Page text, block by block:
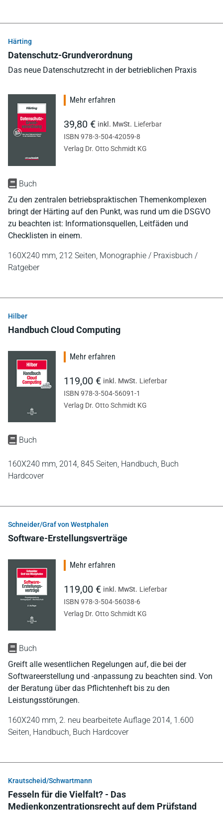
Härting
Datenschutz-Grundverordnung
Das neue Datenschutzrecht in der betrieblichen Praxis
Buch
Zu den zentralen betriebspraktischen Themenkomplexen
bringt der Härting auf den Punkt, was rund um die DSGVO
zu beachten ist: Informationsquellen, Leitfäden und
Checklisten in einem.
160X240 mm, 212 Seiten, Monographie / Praxisbuch /
Ratgeber
Mehr erfahren
39,80 € inkl. MwSt. Lieferbar
ISBN 978-3-504-42059-8
Verlag Dr. Otto Schmidt KG
Hilber
Handbuch Cloud Computing
Buch
160X240 mm, 2014, 845 Seiten, Handbuch, Buch
Hardcover
Mehr erfahren
119,00 € inkl. MwSt. Lieferbar
ISBN 978-3-504-56091-1
Verlag Dr. Otto Schmidt KG
Schneider/Graf von Westphalen
Software-Erstellungsverträge
Buch
Greift alle wesentlichen Regelungen auf, die bei der
Softwareerstellung und -anpassung zu beachten sind. Von
der Beratung über das Pflichtenheft bis zu den
Leistungsstörungen.
160X240 mm, 2. neu bearbeitete Auflage 2014, 1.600
Seiten, Handbuch, Buch Hardcover
Mehr erfahren
119,00 € inkl. MwSt. Lieferbar
ISBN 978-3-504-56038-6
Verlag Dr. Otto Schmidt KG
Krautscheid/Schwartmann
Fesseln für die Vielfalt? - Das
Medienkonzentrationsrecht auf dem Prüfstand